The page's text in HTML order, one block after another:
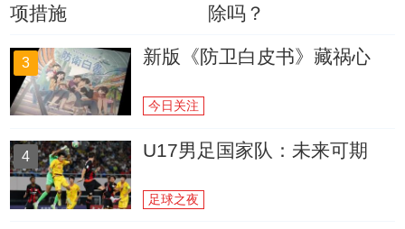
项措施
除吗？
3 新版《防卫白皮书》藏祸心
今日关注
4 U17男足国家队：未来可期
足球之夜